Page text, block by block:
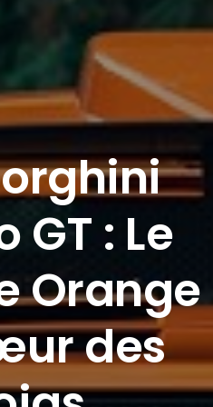
:
d’une
Ère